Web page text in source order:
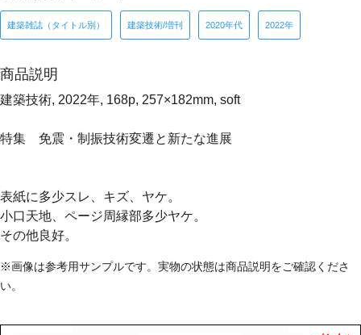
建築雑誌（タイトル別） 建築技術/増刊 2020年代 2022年
商品説明
建築技術, 2022年, 168p, 257×182mm, soft
特集 免震・制振技術変遷と新たな進展
表紙に多少スレ、キズ、ヤケ。
小口天地、ページ周縁部多少ヤケ。
その他良好。
※画像は参考用サンプルです。実物の状態は商品説明をご確認くださ
い。